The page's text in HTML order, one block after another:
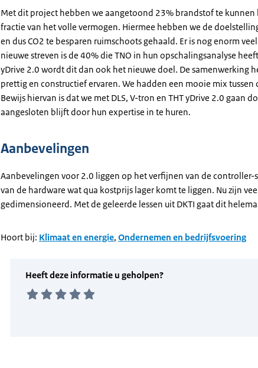
Met dit project hebben we aangetoond 23% brandstof te kunnen
fractie van het volle vermogen. Hiermee hebben we de
en dus CO2 te besparen ruimschoots gehaald. Er is nog enorm
nieuwe streven is de 40% die TNO in hun opschalingsanalyse
yDrive 2.0 wordt dit dan ook het nieuwe doel. De samenwerking
prettig en constructief ervaren. We hadden een mooie mix
Bewijs hiervan is dat we met DLS, V-tron en THT yDrive 2.0 gaan
aangesloten blijft door hun expertise in te huren.
Aanbevelingen
Aanbevelingen voor 2.0 liggen op het verfijnen van de controller-
van de hardware wat qua kostprijs lager komt te liggen. Nu zijn
gedimensioneerd. Met de geleerde lessen uit DKTI gaat dit
Hoort bij: Klimaat en energie, Ondernemen en bedrijfsvoering